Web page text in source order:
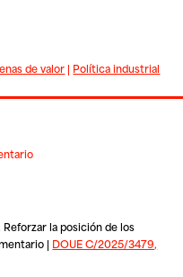
de valor | Política industrial
la posición de los
| DOUE C/2025/3479,